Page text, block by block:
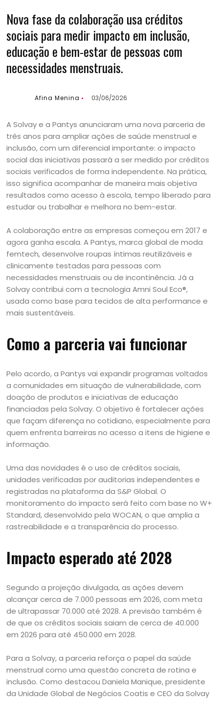
Nova fase da colaboração usa créditos
sociais para medir impacto em inclusão,
educação e bem-estar de pessoas com
necessidades menstruais.
Afina Menina 03/06/2026
A Solvay e a Pantys anunciaram uma nova parceria de
três anos para ampliar ações de saúde menstrual e
inclusão, com um diferencial importante: o impacto
social das iniciativas passará a ser medido por créditos
sociais verificados de forma independente. Na prática,
isso significa acompanhar de maneira mais objetiva
resultados como acesso à escola, tempo liberado para
estudar ou trabalhar e melhora no bem-estar.
A colaboração entre as empresas começou em 2017 e
agora ganha escala. A Pantys, marca global de moda
femtech, desenvolve roupas íntimas reutilizáveis e
clinicamente testadas para pessoas com
necessidades menstruais ou de incontinência. Já a
Solvay contribui com a tecnologia Amni Soul Eco®,
usada como base para tecidos de alta performance e
mais sustentáveis.
Como a parceria vai funcionar
Pelo acordo, a Pantys vai expandir programas voltados
a comunidades em situação de vulnerabilidade, com
doação de produtos e iniciativas de educação
financiadas pela Solvay. O objetivo é fortalecer ações
que façam diferença no cotidiano, especialmente para
quem enfrenta barreiras no acesso a itens de higiene e
informação.
Uma das novidades é o uso de créditos sociais,
unidades verificadas por auditorias independentes e
registradas na plataforma da S&P Global. O
monitoramento do impacto será feito com base no W+
Standard, desenvolvido pela WOCAN, o que amplia a
rastreabilidade e a transparência do processo.
Impacto esperado até 2028
Segundo a projeção divulgada, as ações devem
alcançar cerca de 7.000 pessoas em 2026, com meta
de ultrapassar 70.000 até 2028. A previsão também é
de que os créditos sociais saiam de cerca de 40.000
em 2026 para até 450.000 em 2028.
Para a Solvay, a parceria reforça o papel da saúde
menstrual como uma questão concreta de rotina e
inclusão. Como destacou Daniela Manique, presidente
da Unidade Global de Negócios Coatis e CEO da Solvay